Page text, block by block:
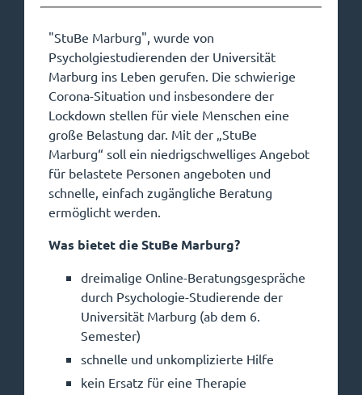
"StuBe Marburg", wurde von
Psycholgiestudierenden der Universität
Marburg ins Leben gerufen. Die schwierige
Corona-Situation und insbesondere der
Lockdown stellen für viele Menschen eine
große Belastung dar. Mit der „StuBe
Marburg“ soll ein niedrigschwelliges Angebot
für belastete Personen angeboten und
schnelle, einfach zugängliche Beratung
ermöglicht werden.
Was bietet die StuBe Marburg?
dreimalige Online-Beratungsgespräche
durch Psychologie-Studierende der
Universität Marburg (ab dem 6.
Semester)
schnelle und unkomplizierte Hilfe
kein Ersatz für eine Therapie